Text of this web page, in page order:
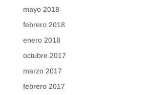
mayo 2018
febrero 2018
enero 2018
octubre 2017
marzo 2017
febrero 2017